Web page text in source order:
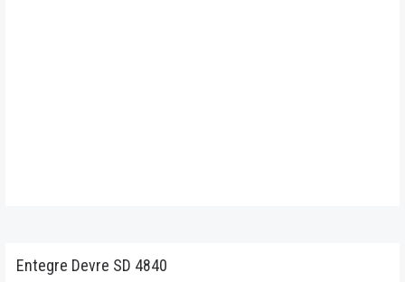
Entegre Devre SD 4840